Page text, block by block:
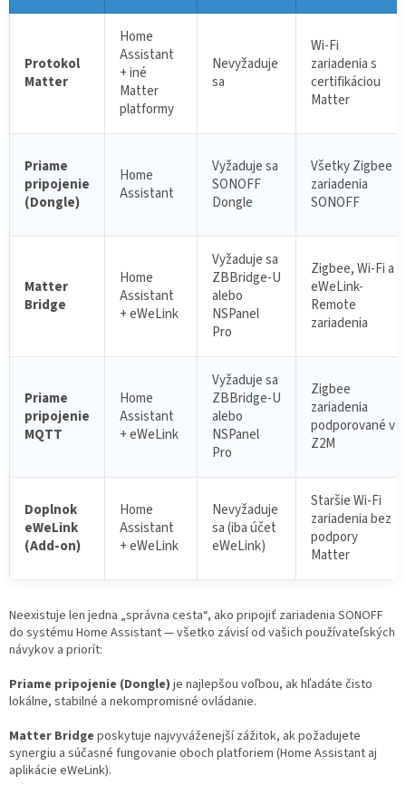
Protokol
Matter
Home
Assistant
+ iné
Matter
platformy
Nevyžaduje
sa
Wi-Fi
zariadenia s
certifikáciou
Matter
Priame
pripojenie
(Dongle)
Home
Assistant
Vyžaduje sa
SONOFF
Dongle
Všetky Zigbee
zariadenia
SONOFF
Matter
Bridge
Home
Assistant
+ eWeLink
Vyžaduje sa
ZBBridge-U
alebo
NSPanel
Pro
Zigbee, Wi-Fi a
eWeLink-
Remote
zariadenia
Priame
pripojenie
MQTT
Home
Assistant
+ eWeLink
Vyžaduje sa
ZBBridge-U
alebo
NSPanel
Pro
Zigbee
zariadenia
podporované v
Z2M
Doplnok
eWeLink
(Add-on)
Home
Assistant
+ eWeLink
Nevyžaduje
sa (iba účet
eWeLink)
Staršie Wi-Fi
zariadenia bez
podpory
Matter
Neexistuje len jedna „správna cesta“, ako pripojiť zariadenia SONOFF
do systému Home Assistant — všetko závisí od vašich používateľských
návykov a priorít:
Priame pripojenie (Dongle) je najlepšou voľbou, ak hľadáte čisto
lokálne, stabilné a nekompromisné ovládanie.
Matter Bridge poskytuje najvyváženejší zážitok, ak požadujete
synergiu a súčasné fungovanie oboch platforiem (Home Assistant aj
aplikácie eWeLink).